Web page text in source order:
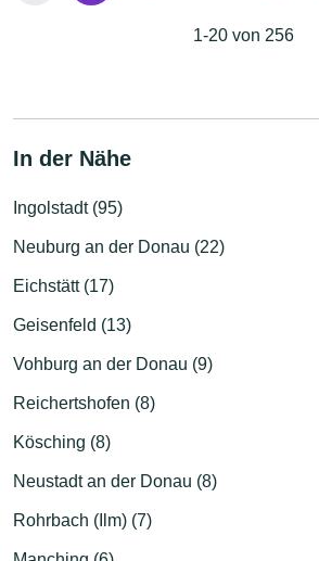
1-20 von 256
In der Nähe
Ingolstadt (95)
Neuburg an der Donau (22)
Eichstätt (17)
Geisenfeld (13)
Vohburg an der Donau (9)
Reichertshofen (8)
Kösching (8)
Neustadt an der Donau (8)
Rohrbach (Ilm) (7)